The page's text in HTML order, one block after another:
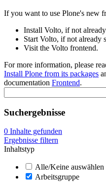
If you want to use Plone's new
Install Volto, if not
Start Volto, if not already
Visit the Volto frontend.
For more information, please
Install Plone from its packages
documentation Frontend.
Suchergebnisse
0 Inhalte gefunden
Ergebnisse filtern
Inhaltstyp
Alle/Keine auswählen
Arbeitsgruppe